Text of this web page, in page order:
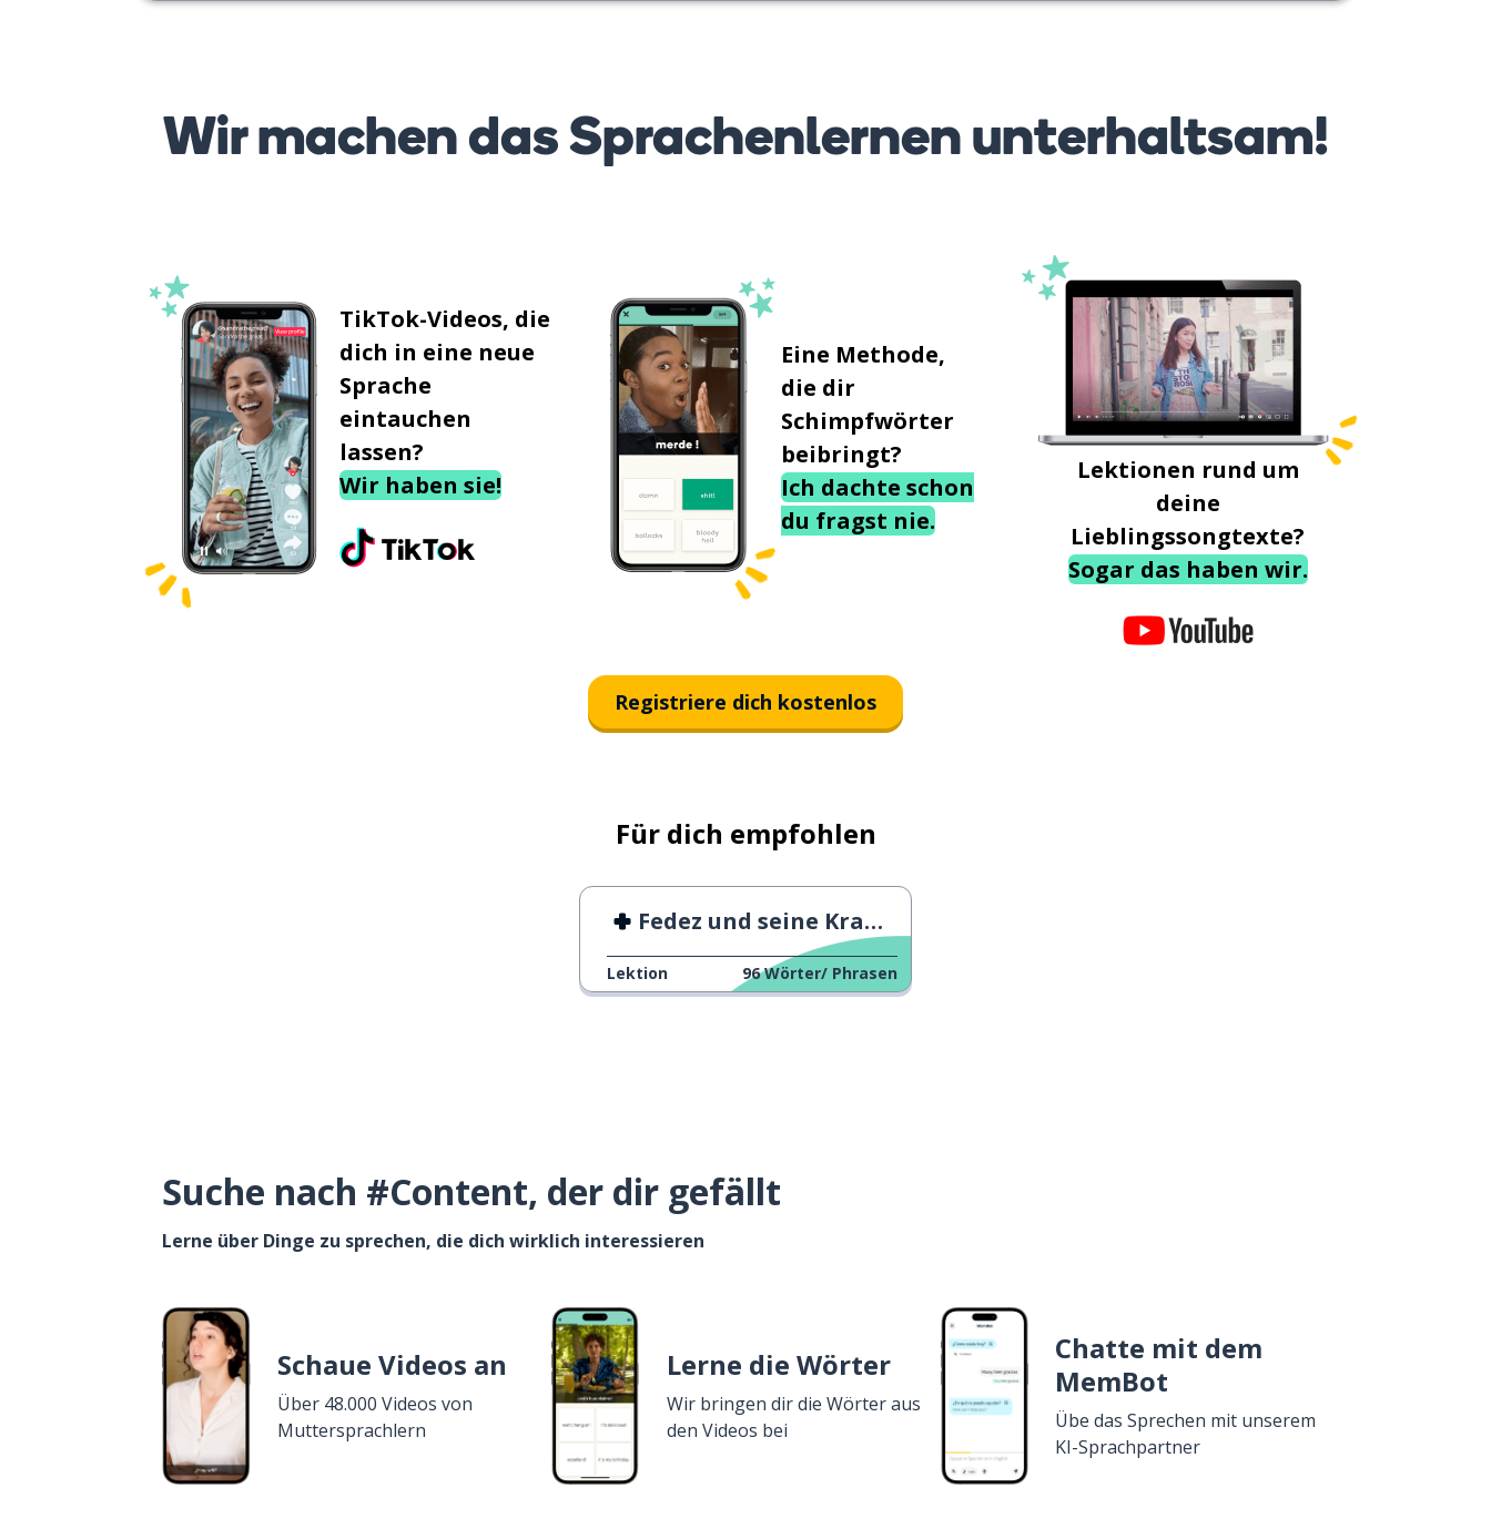
Wir machen das Sprachenlernen unterhaltsam!
TikTok-Videos, die
dich in eine neue
Sprache
eintauchen
lassen?
Wir haben sie!
Eine Methode,
die dir
Schimpfwörter
beibringt?
Ich dachte schon
du fragst nie.
Lektionen rund um
deine
Lieblingssongtexte?
Sogar das haben wir.
Registriere dich kostenlos
Für dich empfohlen
Fedez und seine Krankheit
Lektion 96 Wörter/ Phrasen
Suche nach #Content, der dir gefällt
Lerne über Dinge zu sprechen, die dich wirklich interessieren
Schaue Videos an
Über 48.000 Videos von
Muttersprachlern
Lerne die Wörter
Wir bringen dir die Wörter aus
den Videos bei
Chatte mit dem
MemBot
Übe das Sprechen mit unserem
KI-Sprachpartner